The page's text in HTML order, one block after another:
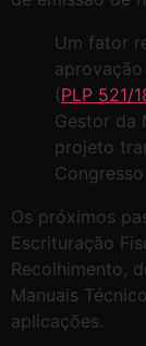
Um fator
(PLP 521/
Gestor da
projeto
Os próximos
Escrituração
Recolhimento,
Manuais
aplicações.